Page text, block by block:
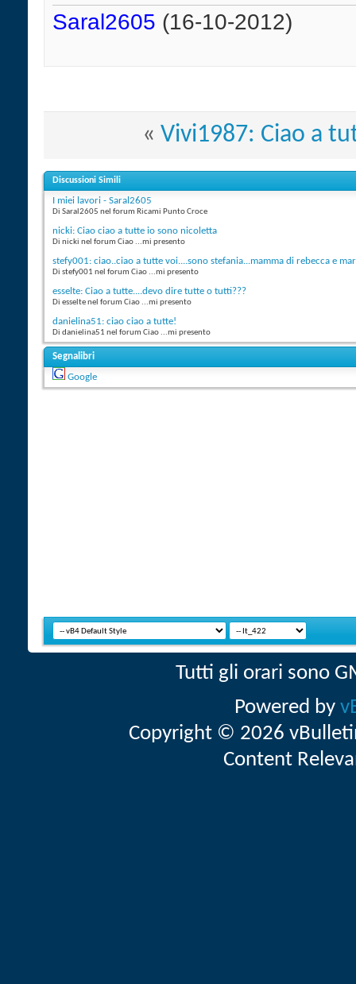
Saral2605 (16-10-2012)
« Vivi1987: Ciao a
Discussioni Simili
I miei lavori - Saral2605
Di Saral2605 nel forum Ricami Punto Croce
nicki: Ciao ciao a tutte io sono nicoletta
Di nicki nel forum Ciao ...mi presento
stefy001: ciao..ciao a tutte voi....sono stefania...mamma di rebecca e
Di stefy001 nel forum Ciao ...mi presento
esselte: Ciao a tutte....devo dire tutte o tutti???
Di esselte nel forum Ciao ...mi presento
danielina51: ciao ciao a tutte!
Di danielina51 nel forum Ciao ...mi presento
Segnalibri
Google
Tutti gli orari sono
Powered by
Copyright © 2026
Content